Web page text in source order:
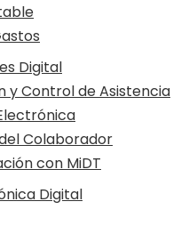
Digital
y Control de Asistencia
Colaborador
con MiDT
Digital